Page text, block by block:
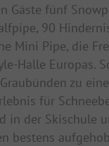
Gäste fünf
90
Mini Pipe, die
Halle Europas.
zu
für
in der Skischule
bestens